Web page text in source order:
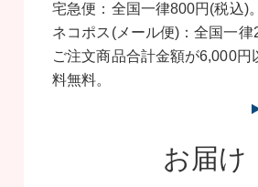
宅急便：全国一律800円(税込)。
ネコポス(メール便)：全国一律
ご注文商品合計金額が6,000円
料無料。
お届け